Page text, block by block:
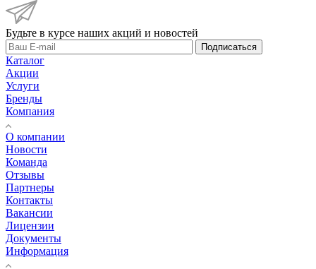
Будьте в курсе наших акций и новостей
Подписаться
Каталог
Акции
Услуги
Бренды
Компания
О компании
Новости
Команда
Отзывы
Партнеры
Контакты
Вакансии
Лицензии
Документы
Информация